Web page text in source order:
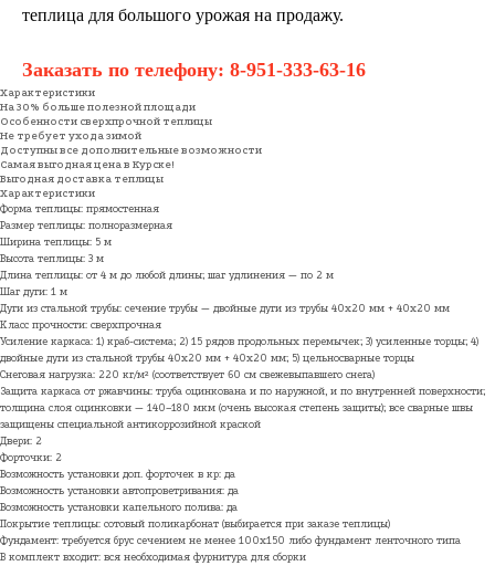
теплица для большого урожая на продажу.
Заказать по телефону: 8-951-333-63-16
Характеристики
На 30% больше полезной площади
Особенности сверхпрочной теплицы
Не требует ухода зимой
Доступны все дополнительные возможности
Самая выгодная цена в Курске!
Выгодная доставка теплицы
Характеристики
Форма теплицы: прямостенная
Размер теплицы: полноразмерная
Ширина теплицы: 5 м
Высота теплицы: 3 м
Длина теплицы: от 4 м до любой длины; шаг удлинения — по 2 м
Шаг дуги: 1 м
Дуги из стальной трубы: сечение трубы — двойные дуги из трубы 40х20 мм + 40х20 мм
Класс прочности: сверхпрочная
Усиление каркаса: 1) краб-система; 2) 15 рядов продольных перемычек; 3) усиленные торцы; 4)
двойные дуги из стальной трубы 40х20 мм + 40х20 мм; 5) цельносварные торцы
Снеговая нагрузка: 220 кг/м² (соответствует 60 см свежевыпавшего снега)
Защита каркаса от ржавчины: труба оцинкована и по наружной, и по внутренней поверхности;
толщина слоя оцинковки — 140–180 мкм (очень высокая степень защиты); все сварные швы
защищены специальной антикоррозийной краской
Двери: 2
Форточки: 2
Возможность установки доп. форточек в кр: да
Возможность установки автопроветривания: да
Возможность установки капельного полива: да
Покрытие теплицы: сотовый поликарбонат (выбирается при заказе теплицы)
Фундамент: требуется брус сечением не менее 100х150 либо фундамент ленточного типа
В комплект входит: вся необходимая фурнитура для сборки